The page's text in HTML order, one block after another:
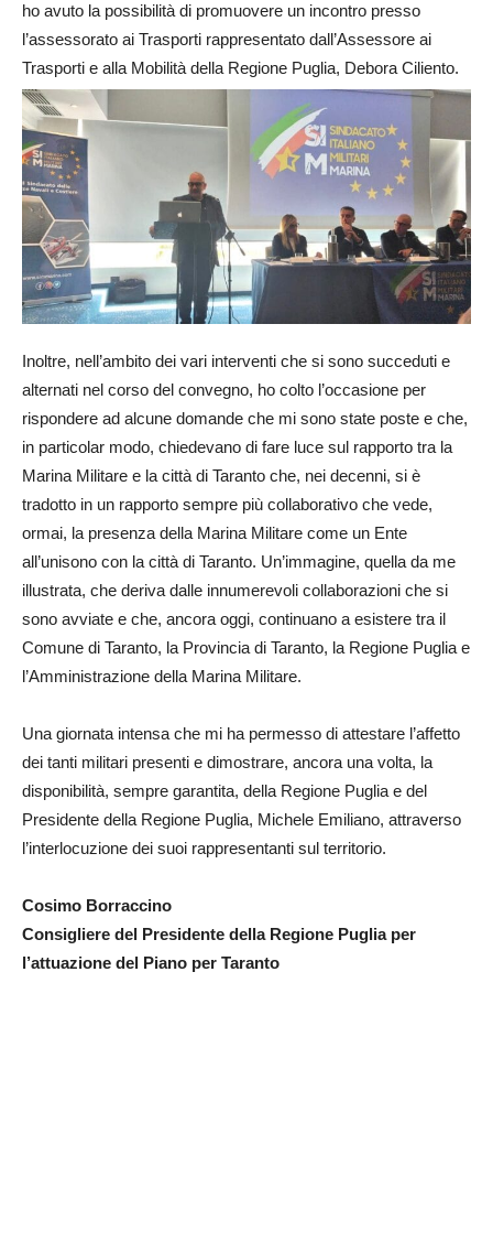
ho avuto la possibilità di promuovere un incontro presso
l’assessorato ai Trasporti rappresentato dall’Assessore ai
Trasporti e alla Mobilità della Regione Puglia, Debora Ciliento.
Inoltre, nell’ambito dei vari interventi che si sono succeduti e
alternati nel corso del convegno, ho colto l’occasione per
rispondere ad alcune domande che mi sono state poste e che,
in particolar modo, chiedevano di fare luce sul rapporto tra la
Marina Militare e la città di Taranto che, nei decenni, si è
tradotto in un rapporto sempre più collaborativo che vede,
ormai, la presenza della Marina Militare come un Ente
all’unisono con la città di Taranto. Un’immagine, quella da me
illustrata, che deriva dalle innumerevoli collaborazioni che si
sono avviate e che, ancora oggi, continuano a esistere tra il
Comune di Taranto, la Provincia di Taranto, la Regione Puglia e
l’Amministrazione della Marina Militare.
Una giornata intensa che mi ha permesso di attestare l’affetto
dei tanti militari presenti e dimostrare, ancora una volta, la
disponibilità, sempre garantita, della Regione Puglia e del
Presidente della Regione Puglia, Michele Emiliano, attraverso
l’interlocuzione dei suoi rappresentanti sul territorio.
Cosimo Borraccino
Consigliere del Presidente della Regione Puglia per
l’attuazione del Piano per Taranto